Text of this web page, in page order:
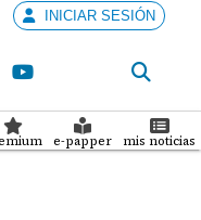
la docencia
INICIAR SESIÓN
e-papper mis noticias